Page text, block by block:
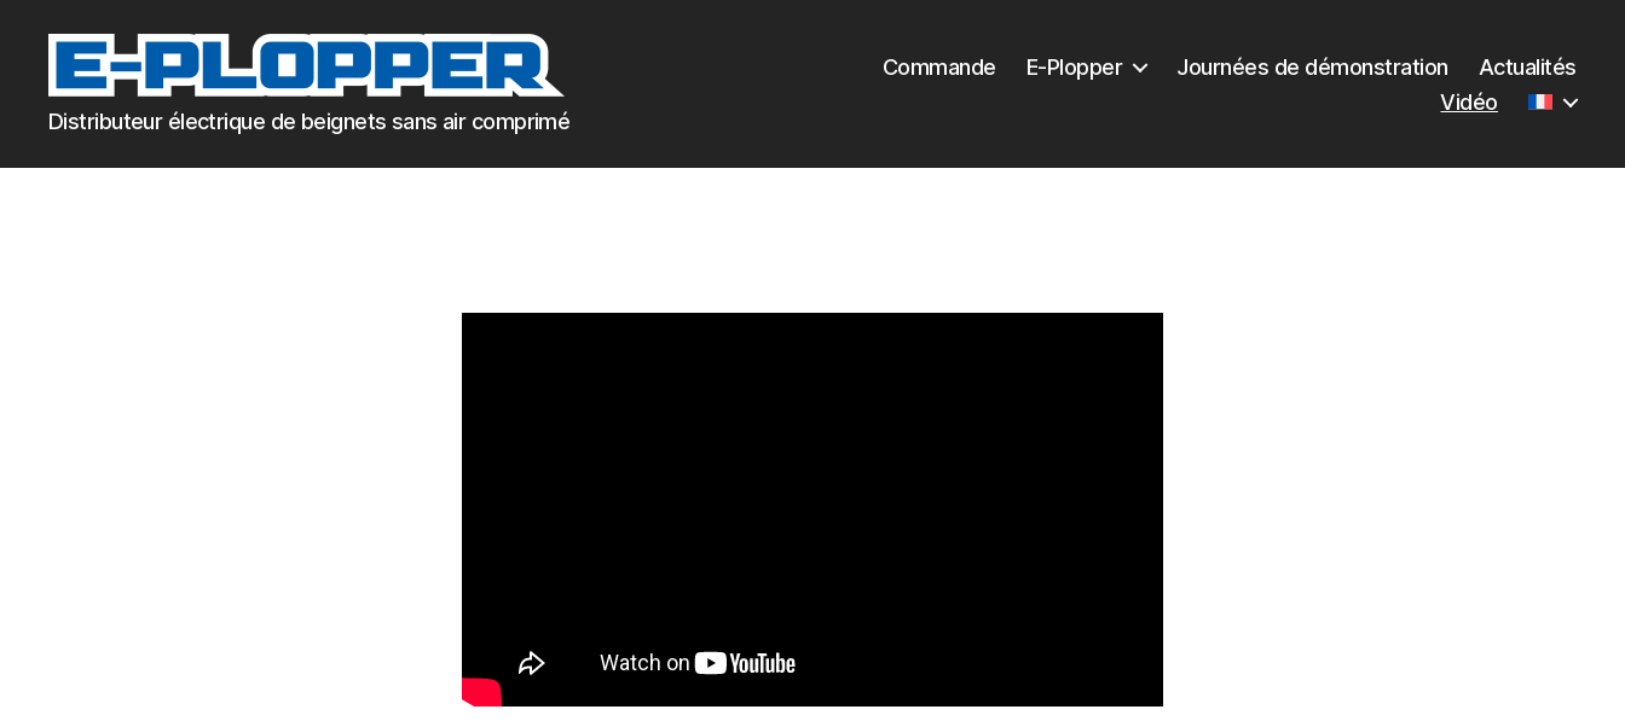
E-
Plopper
Distributeur électrique de beignets sans air comprimé
Commande E-Plopper Journées de démonstration
Actualités
Vidéo